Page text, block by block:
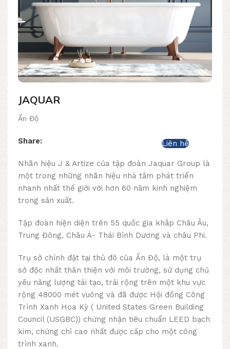
JAQUAR
Ấn Độ
Share: Liên hệ
Nhãn hiệu J & Artize của tập đoàn Jaquar Group là
một trong những nhãn hiệu nhà tắm phát triển
nhanh nhất thế giới với hơn 60 năm kinh nghiệm
trong sản xuất.
Tập đoàn hiện diện trên 55 quốc gia khắp Châu Âu,
Trung Đông, Châu Á- Thái Bình Dương và châu Phi.
Trụ sở chính đặt tại thủ đô của Ấn Độ, là một trụ
sở độc nhất thân thiện với môi trường, sử dụng chủ
yếu năng lượng tái tạo, trải rộng trên một khu vực
rộng 48000 mét vuông và đã được Hội đồng Công
Trình Xanh Hoa Kỳ ( United States Green Building
Council (USGBC)) chứng nhận tiêu chuẩn LEED bạch
kim, chứng chỉ cao nhất được cấp cho một công
trình xanh.